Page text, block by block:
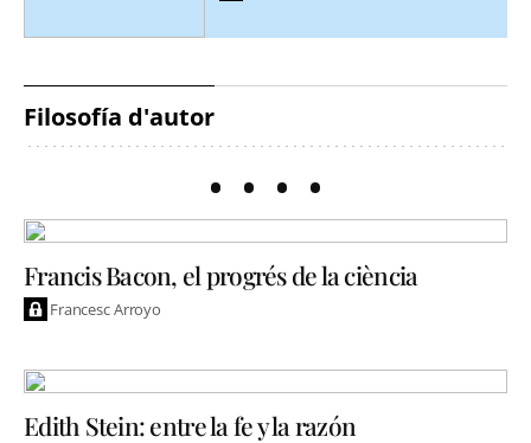
Filosofía d'autor
Francis Bacon, el progrés de la ciència
Francesc Arroyo
Edith Stein: entre la fe y la razón